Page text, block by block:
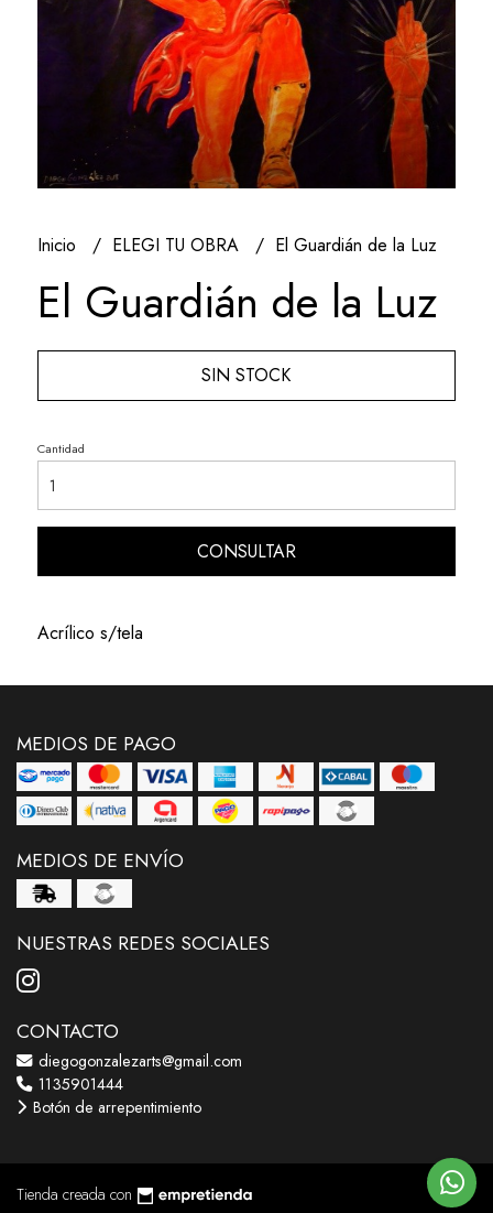
Inicio ELEGI TU OBRA El Guardián de la Luz
El Guardián de la Luz
SIN STOCK
Cantidad
CONSULTAR
Acrílico s/tela
MEDIOS DE PAGO
MEDIOS DE ENVÍO
NUESTRAS REDES SOCIALES
CONTACTO
diegogonzalezarts@gmail.com
1135901444
Botón de arrepentimiento
Tienda creada con